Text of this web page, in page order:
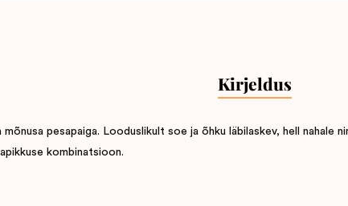
Kirjeldus
mõnusa pesapaiga. Looduslikult soe ja õhku läbilaskev, hell
kombinatsioon.